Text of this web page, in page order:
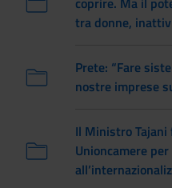
tra donne,
Prete: “Fare
nostre imprese
Il Ministro Tajani
Unioncamere